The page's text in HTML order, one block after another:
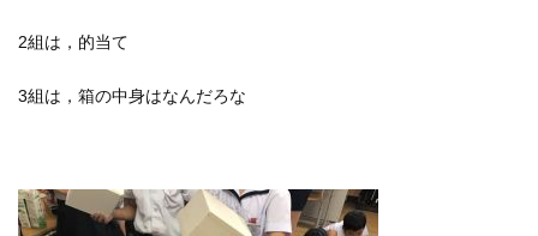
2組は，的当て
3組は，箱の中身はなんだろな